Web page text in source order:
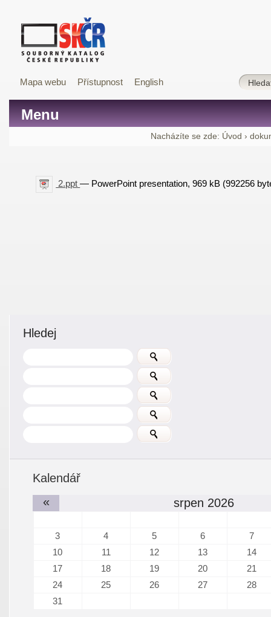
Mapa webu Přístupnost English
Menu
Nacházíte se zde: Úvod ›
2.ppt— PowerPoint presentation, 969 kB (992256
Hledej
Kalendář
«
srpen 2026
3 4 5 6
7
10
11 12 13
14
17
18 19 20
21
24
25 26 27
28
31